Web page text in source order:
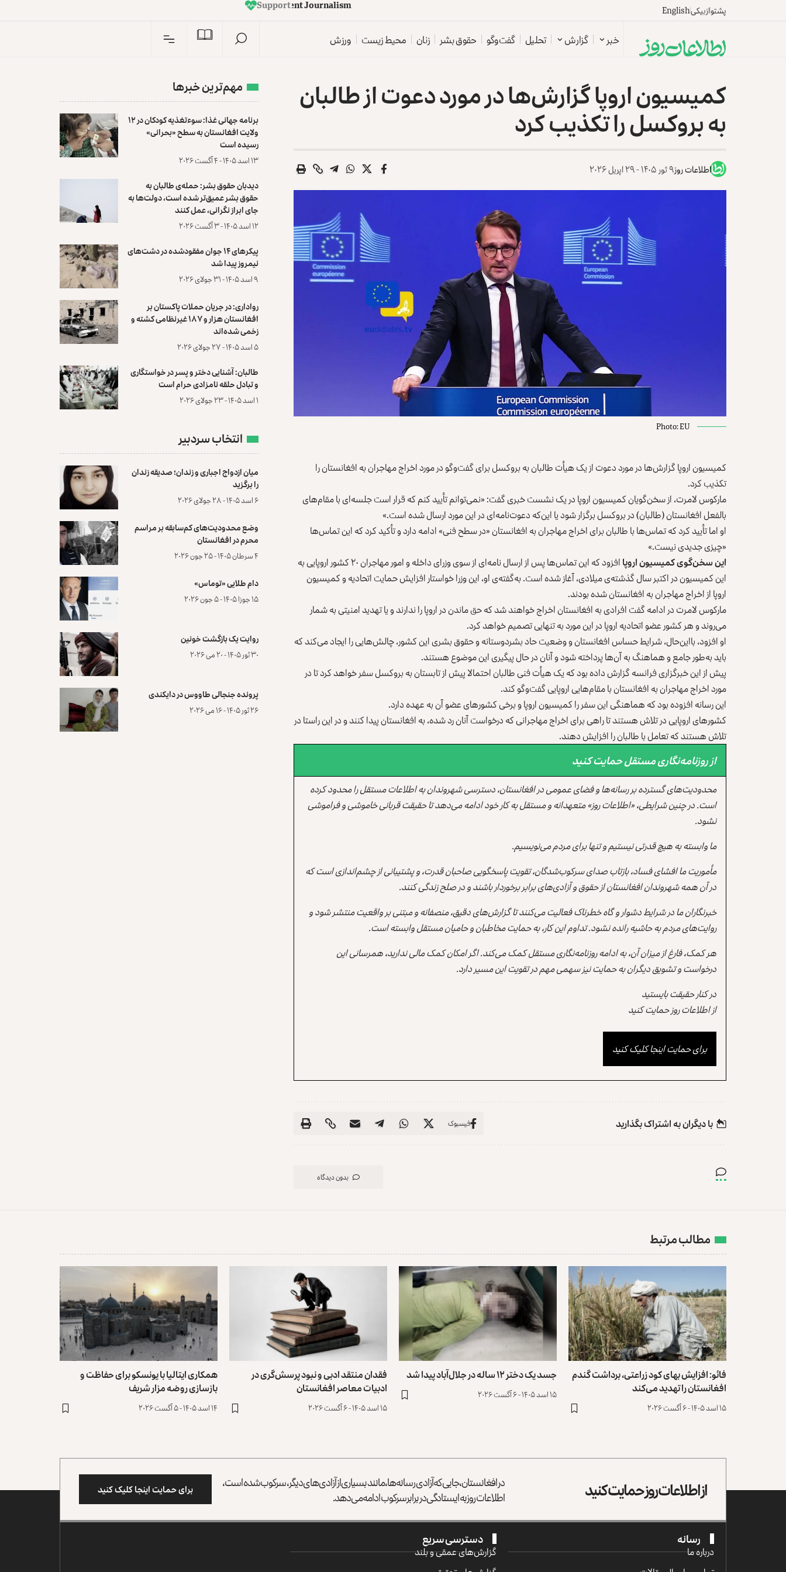
پشتوازبیکیEnglish
m
s
i
l
a
n
r
u
o
J
t
n
e
d
n
e
p
e
d
n
I Support
خبر گزارش تحلیل گفت‌وگو حقوق بشر زنان محیط زیست ورزش
کمیسیون اروپا گزارش‌ها در مورد دعوت از طالبان
به بروکسل را تکذیب کرد
اطلاعات روز۹ ثور ۱۴۰۵ - ۲۹ اپریل ۲۰۲۶
Photo: EU
کمیسیون اروپا گزارش‌ها در مورد دعوت از یک هیأت طالبان به بروکسل برای گفت‌وگو در مورد اخراج مهاجران به افغانستان را
تکذیب کرد.
مارکوس لامرت، از سخن‌گویان کمیسیون اروپا در یک نشست خبری گفت: «نمی‌توانم تأیید کنم که قرار است جلسه‌ای با مقام‌های
بالفعل افغانستان (طالبان) در بروکسل برگزار شود یا این‌که دعوت‌نامه‌ای در این مورد ارسال شده است.»
او اما تأیید کرد که تماس‌ها با طالبان برای اخراج مهاجران به افغانستان «در سطح فنی» ادامه دارد و تأکید کرد که این تماس‌ها
«چیزی جدیدی نیست.»
این سخن‌گوی کمیسیون اروپا
افزود که این تماس‌ها پس از ارسال نامه‌ای از سوی وزرای داخله و امور مهاجران ۲۰ کشور اروپایی به
این کمیسیون در اکتبر سال گذشته‌ی میلادی، آغاز شده است. به‌گفته‌ی او، این وزرا خواستار افزایش حمایت اتحادیه و کمیسیون
اروپا از اخراج مهاجران به افغانستان شده بودند.
مارکوس لامرت در ادامه گفت افرادی به افغانستان اخراج خواهند شد که حق ماندن در اروپا را ندارند و یا تهدید امنیتی به شمار
می‌روند و هر کشور عضو اتحادیه اروپا در این مورد به تنهایی تصمیم خواهد کرد.
او افزود، بااین‌حال، شرایط حساس افغانستان و وضعیت حاد بشردوستانه و حقوق بشری این کشور، چالش‌هایی را ایجاد می‌کند که
باید به‌طور جامع و هماهنگ به آن‌ها پرداخته شود و آنان در حال پیگیری این موضوع هستند.
پیش از این خبرگزاری فرانسه گزارش داده بود که یک هیأت فنی طالبان احتمالا پیش از تابستان به بروکسل سفر خواهد کرد تا در
مورد اخراج مهاجران به افغانستان با مقام‌هایی اروپایی گفت‌وگو کند.
این رسانه افزوده بود که هماهنگی این سفر را کمیسیون اروپا و برخی کشورهای عضو آن به عهده دارد.
کشورهای اروپایی در تلاش هستند تا راهی برای اخراج مهاجرانی که درخواست آنان رد شده، به افغانستان پیدا کنند و در این راستا در
تلاش هستند که تعامل با طالبان را افزایش دهند.
از روزنامه‌نگاری مستقل حمایت کنید
محدودیت‌های گسترده بر رسانه‌ها و فضای عمومی در افغانستان، دسترسی شهروندان به اطلاعات مستقل را محدود کرده
است. در چنین شرایطی، «اطلاعات روز» متعهدانه و مستقل به کار خود ادامه می‌دهد تا حقیقت قربانی خاموشی و فراموشی
نشود.
ما وابسته به هیچ قدرتی نیستیم و تنها برای مردم می‌نویسیم.
مأموریت ما افشای فساد، بازتاب صدای سرکوب‌شدگان، تقویت پاسخگویی صاحبان قدرت، و پشتیبانی از چشم‌اندازی است که
در آن همه شهروندان افغانستان از حقوق و آزادی‌های برابر برخوردار باشند و در صلح زندگی کنند.
خبرنگاران ما در شرایط دشوار و گاه خطرناک فعالیت می‌کنند تا گزارش‌های دقیق، منصفانه و مبتنی بر واقعیت منتشر شود و
روایت‌های مردم به حاشیه رانده نشود. تداوم این کار، به حمایت مخاطبان و حامیان مستقل وابسته است.
هر کمک، فارغ از میزان آن، به ادامه روزنامه‌نگاری مستقل کمک می‌کند. اگر امکان کمک مالی ندارید، همرسانی این
درخواست و تشویق دیگران به حمایت نیز سهمی مهم در تقویت این مسیر دارد.
در کنار حقیقت بایستید
از اطلاعات روز حمایت کنید
برای حمایت اینجا کلیک کنید
با دیگران به‌‌ اشتراک بگذارید فیسبوک
بدون دیدگاه
مهم‌ترین خبرها
برنامه جهانی غذا: سوءتغذیه کودکان در ۱۲
ولایت افغانستان به سطح «بحرانی»
رسیده است
۱۳ اسد ۱۴۰۵ - ۴ آگست ۲۰۲۶
دیدبان حقوق بشر: حمله‌ی طالبان به
حقوق بشر عمیق‌تر شده است، دولت‌ها به
جای ابراز نگرانی، عمل کنند
۱۲ اسد ۱۴۰۵ - ۳ آگست ۲۰۲۶
پیکرهای ۱۴ جوان مفقودشده در دشت‌های
نیمروز پیدا شد
۹ اسد ۱۴۰۵ - ۳۱ جولای ۲۰۲۶
رواداری: در جریان حملات پاکستان بر
افغانستان هزار و ۱۸۷ غیرنظامی کشته و
زخمی شده‌اند
۵ اسد ۱۴۰۵ - ۲۷ جولای ۲۰۲۶
طالبان: آشنایی دختر و پسر در خواستگاری
و تبادل حلقه نامزادی حرام است
۱ اسد ۱۴۰۵ - ۲۳ جولای ۲۰۲۶
انتخاب سردبیر
میان ازدواج اجباری و زندان؛ صدیقه زندان
را برگزید
۶ اسد ۱۴۰۵ - ۲۸ جولای ۲۰۲۶
وضع محدودیت‌های کم‌سابقه بر مراسم
محرم در افغانستان
۴ سرطان ۱۴۰۵ - ۲۵ جون ۲۰۲۶
دام طلایی «توماس»
۱۵ جوزا ۱۴۰۵ - ۵ جون ۲۰۲۶
روایت یک بازگشت خونین
۳۰ ثور ۱۴۰۵ - ۲۰ می ۲۰۲۶
پرونده‌ جنجالی طاووس در دایکندی
۲۶ ثور ۱۴۰۵ - ۱۶ می ۲۰۲۶
مطالب مرتبط
فائو: افزایش بهای کود زراعتی، برداشت گندم
افغانستان را تهدید می‌کند
۱۵ اسد ۱۴۰۵ - ۶ آگست ۲۰۲۶
جسد یک دختر ۱۲ ساله در جلال‌آباد پیدا شد
۱۵ اسد ۱۴۰۵ - ۶ آگست ۲۰۲۶
فقدان منتقد ادبی و نبود پرسش‌گری در
ادبیات معاصر افغانستان
۱۵ اسد ۱۴۰۵ - ۶ آگست ۲۰۲۶
همکاری ایتالیا با یونسکو برای حفاظت و
بازسازی روضه مزار شریف ‏
۱۴ اسد ۱۴۰۵ - ۵ آگست ۲۰۲۶
از اطلاعات روز حمایت کنید در افغانستان، جایی که آزادی رسانه‌ها، مانند بسیاری از آزادی‌های دیگر، سرکوب شده است،
اطلاعات روز به ایستادگی در برابر سرکوب ادامه می‌دهد. برای حمایت اینجا کلیک کنید
رسانه
درباره ما
دسترسی سریع
گزارش‌‌های عمقی و بلند